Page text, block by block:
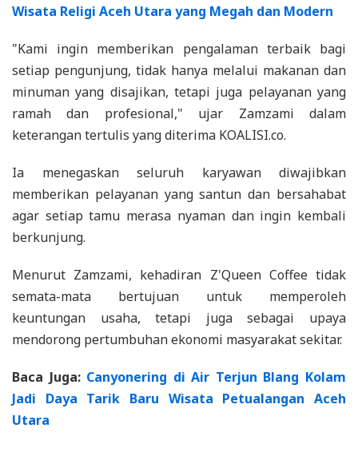
Wisata Religi Aceh Utara yang Megah dan Modern
"Kami ingin memberikan pengalaman terbaik bagi
setiap pengunjung, tidak hanya melalui makanan dan
minuman yang disajikan, tetapi juga pelayanan yang
ramah dan profesional," ujar Zamzami dalam
keterangan tertulis yang diterima KOALISI.co.
Ia menegaskan seluruh karyawan diwajibkan
memberikan pelayanan yang santun dan bersahabat
agar setiap tamu merasa nyaman dan ingin kembali
berkunjung.
Menurut Zamzami, kehadiran Z'Queen Coffee tidak
semata-mata bertujuan untuk memperoleh
keuntungan usaha, tetapi juga sebagai upaya
mendorong pertumbuhan ekonomi masyarakat sekitar.
Baca Juga: Canyonering di Air Terjun Blang Kolam
Jadi Daya Tarik Baru Wisata Petualangan Aceh
Utara